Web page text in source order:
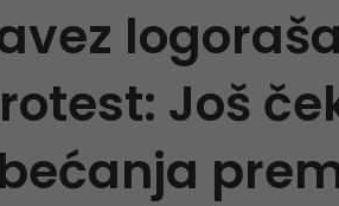
Još